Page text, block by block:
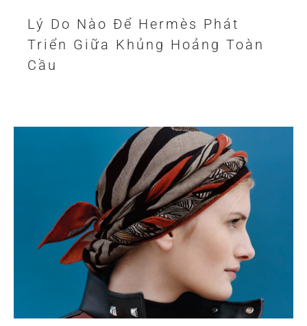
Lý Do Nào Để Hermès Phát
Triển Giữa Khủng Hoảng Toàn
Cầu